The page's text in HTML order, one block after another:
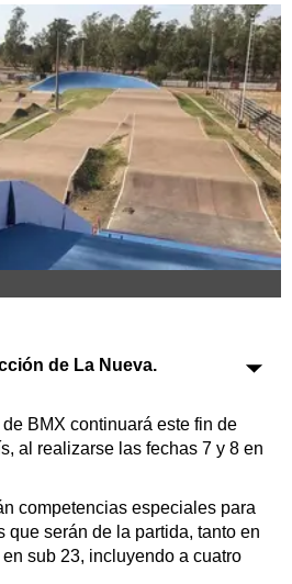
Con el campo
Espacio empresas
Sociedad
Tecnología
Turismo
Es viral
Farmacias
Transportes
Datos Útiles
Fúnebres
de La Nueva.
BMX continuará este fin de
al realizarse las fechas 7 y 8 en
competencias especiales para
que serán de la partida, tanto en
sub 23, incluyendo a cuatro